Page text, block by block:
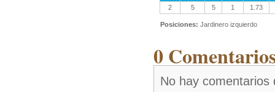
2
5 5 1 1.73
Posiciones: Jardinero izquierdo
0
No hay comentarios